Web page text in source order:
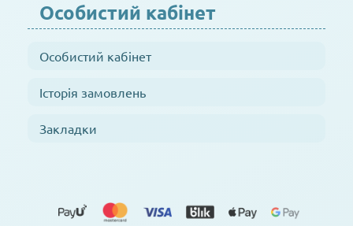
Особистий кабінет
Особистий кабінет
Історія замовлень
Закладки